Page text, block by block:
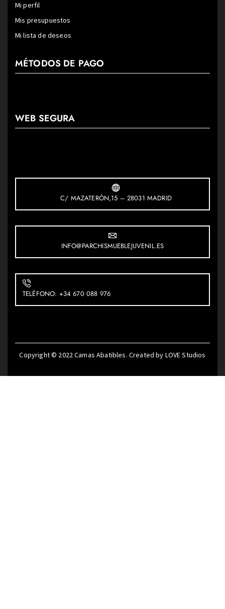
Mi perfil
Mis presupuestos
Mi lista de deseos
MÉTODOS DE PAGO
WEB SEGURA
C/ MAZATERÓN,15 – 28031 MADRID
INFO@PARCHISMUEBLEJUVENIL.ES
TELÉFONO: +34 670 088 976
Copyright © 2022Camas Abatibles. Created by LOVE Studios